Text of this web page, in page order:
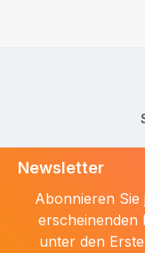
Newsletter
Abonnieren Sie
erscheinenden
unter den